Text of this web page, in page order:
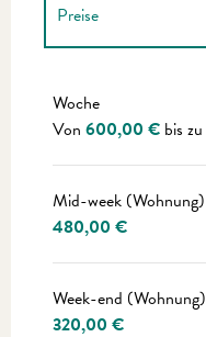
Preise
Woche
Von 600,00 € bis zu
Mid-week (Wohnung)
480,00 €
Week-end (Wohnung)
320,00 €